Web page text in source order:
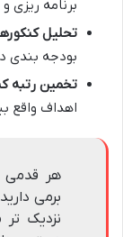
برنامه ریزی
تحلیل
بودجه بندی
تخمین رتبه
اهداف واقع
هر قدمی
برمی
نزدیک